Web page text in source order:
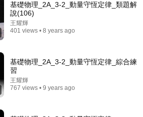
基礎物理_2A_3-2_動量守恆定律_類題解
說(106)
王耀輝
401 views • 8 years ago
基礎物理_2A_3-2_動量守恆定律_綜合練
習
王耀輝
767 views • 9 years ago